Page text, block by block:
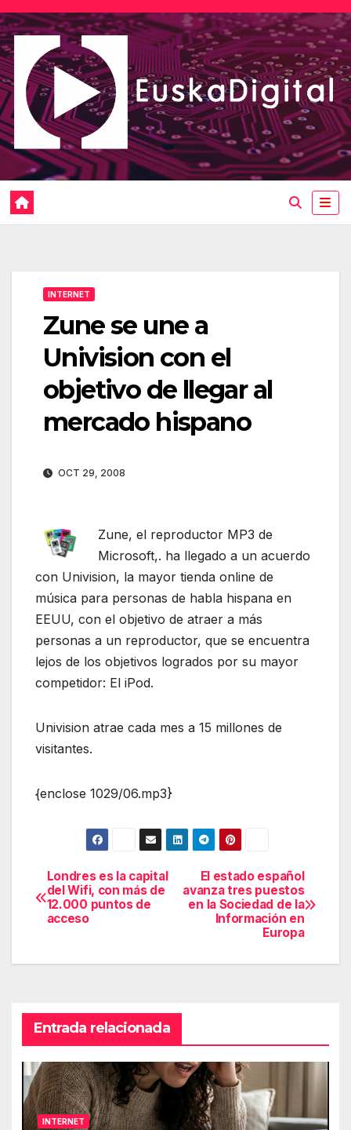
Saltar
al
contenido
INTERNET
Zune se une a
Univision con el
objetivo de llegar al
mercado hispano
OCT 29, 2008
Zune, el reproductor MP3 de
Microsoft,. ha llegado a un acuerdo
con Univision, la mayor tienda online de
música para personas de habla hispana en
EEUU, con el objetivo de atraer a más
personas a un reproductor, que se encuentra
lejos de los objetivos logrados por su mayor
competidor: El iPod.
Univision atrae cada mes a 15 millones de
visitantes.
{enclose 1029/06.mp3}
Navegación
de
El estado español
avanza tres puestos
en la Sociedad de la
Información en
Europa
Londres es la capital
del Wifi, con más de
12.000 puntos de
acceso
Entrada relacionada
INTERNET